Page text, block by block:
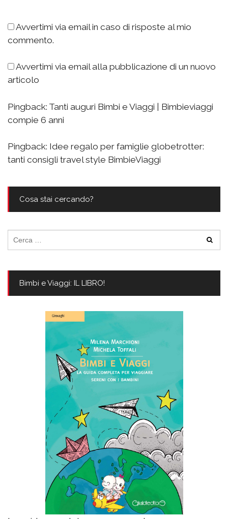
Avvertimi via email in caso di risposte al mio
commento.
Avvertimi via email alla pubblicazione di un nuovo
articolo
Pingback: Tanti auguri Bimbi e Viaggi | Bimbieviaggi
compie 6 anni
Pingback: Idee regalo per famiglie globetrotter:
tanti consigli travel style BimbieViaggi
Cosa stai cercando?
per:
Bimbi e Viaggi: IL LIBRO!